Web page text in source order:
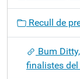
ó
Recull de
Bum
finalistes